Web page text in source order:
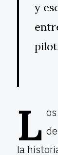
y
L
la